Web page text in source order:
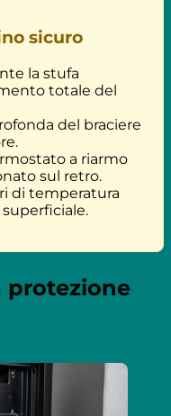
sicuro
la stufa
totale del
del braciere
a riarmo
sul retro.
di temperatura
protezione